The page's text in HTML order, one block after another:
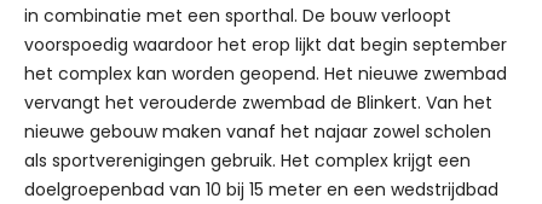
in combinatie met een sporthal. De bouw verloopt
voorspoedig waardoor het erop lijkt dat begin september
het complex kan worden geopend. Het nieuwe zwembad
vervangt het verouderde zwembad de Blinkert. Van het
nieuwe gebouw maken vanaf het najaar zowel scholen
als sportverenigingen gebruik. Het complex krijgt een
doelgroepenbad van 10 bij 15 meter en een wedstrijdbad